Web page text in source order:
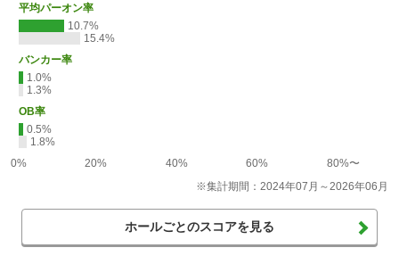
平均パーオン率
10.7%
15.4%
バンカー率
1.0%
1.3%
OB率
0.5%
1.8%
0%
20% 40% 60%
80%〜
※集計期間：2024年07月～2026年06月
ホールごとのスコアを見る